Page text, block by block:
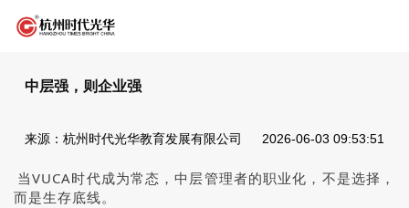
中层强，则企业强
来源：杭州时代光华教育发展有限公司 2026-06-03 09:53:51
当VUCA时代成为常态，中层管理者的职业化，不是选择，
而是生存底线。